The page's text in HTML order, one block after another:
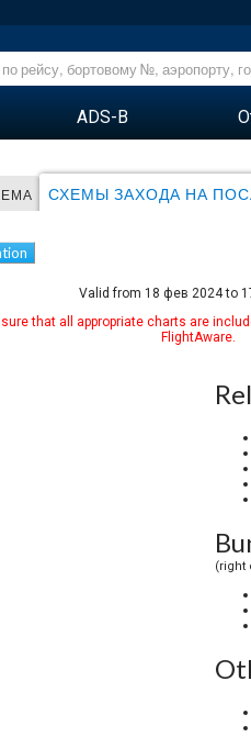
ADS-B
СХЕМЫ ЗАХОДА НА
Valid from 18 фев 2024 to
that all appropriate charts are
FlightAware.
(right